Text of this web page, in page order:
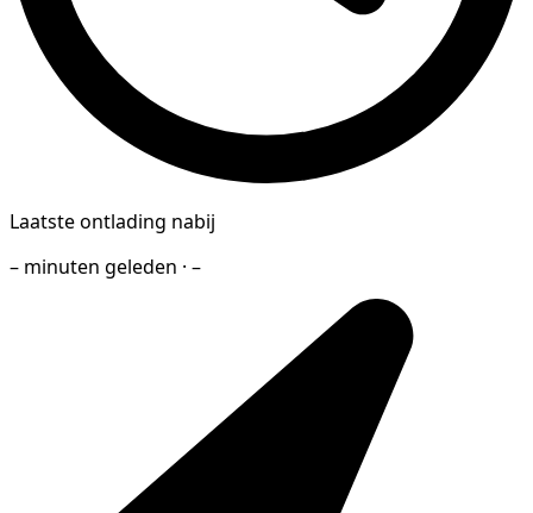
Laatste ontlading nabij
– minuten geleden · –